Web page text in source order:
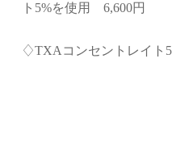
ト5%を使用 6,600円
♢TXAコンセントレイト